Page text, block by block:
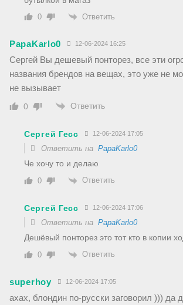
0 Ответить
PapaKarlo0 12-06-2024 16:25
Сергей Вы дешевый понторез, все эти
названия брендов на вещах, это уже не
не вызывает
0 Ответить
Сергей Гесс 12-06-2024 17:05
Ответить на PapaKarlo0
Че хочу то и делаю
0 Ответить
Сергей Гесс 12-06-2024 17:06
Ответить на PapaKarlo0
Дешёвый понторез это тот кто в копии
0 Ответить
superhoy 12-06-2024 17:05
ахах, блондин по-русски заговорил ))) да